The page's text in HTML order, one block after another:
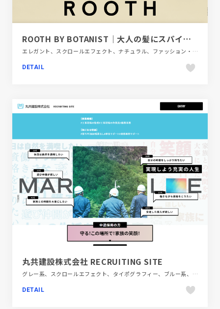
ROOTH BY BOTANIST｜大人の髪にスパイスを
エレガント、スクロールエフェクト、ナチュラル、ファッション・ビューティー、ブラウン系、ブランド・サービスサイト、ベージュ・ゴールド系、モーション多め、大きめ写真
DETAIL
丸共建設株式会社 RECRUITING SITE
グレー系、スクロールエフェクト、タイポグラフィー、ブルー系、ポップ、大きめ写真、建設・住宅・不動産、新卒・中途採用サイト
DETAIL